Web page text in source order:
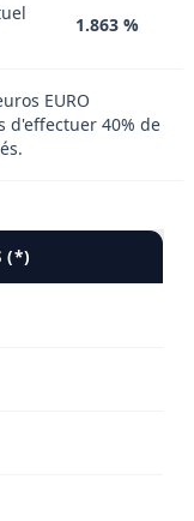
1.863 %
EURO
d'effectuer 40% de
(*)